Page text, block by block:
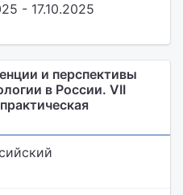
- 17.10.2025
и перспективы
в России. VII